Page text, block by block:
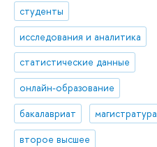
студенты
исследования и аналитика
статистические данные
онлайн-образование
бакалавриат
магистратура
второе высшее